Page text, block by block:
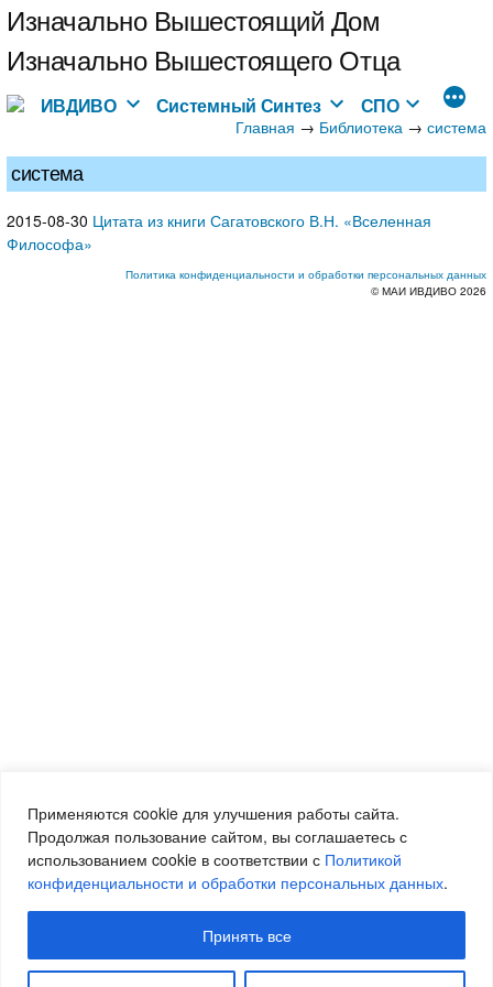
Применяются cookie для улучшения работы сайта.
Продолжая пользование сайтом, вы соглашаетесь с
использованием cookie в соответствии с Политикой
конфиденциальности и обработки персональных данных.
Принять все
Перейти
к
содержимому
Изначально Вышестоящий Дом
Изначально Вышестоящего Отца
ИВДИВО Системный Синтез СПО
Главная → Библиотека → система
система
2015-08-30 Цитата из книги Сагатовского В.Н. «Вселенная
Философа»
Политика конфиденциальности и обработки персональных данных
© МАИ ИВДИВО 2026